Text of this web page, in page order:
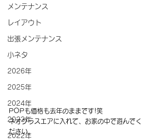
メンテナンス
レイアウト
出張メンテナンス
小ネタ
2026年
2025年
2024年
2023年
2022年
POPも価格も去年のままです!笑
ネオグラスエアに入れて、お家の中で遊んでく
ださい。